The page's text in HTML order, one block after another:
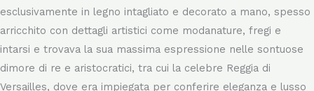
Inizialmente, questo rivestimento era realizzato
esclusivamente in legno intagliato e decorato a mano, spesso
arricchito con dettagli artistici come modanature, fregi e
intarsi e trovava la sua massima espressione nelle sontuose
dimore di re e aristocratici, tra cui la celebre Reggia di